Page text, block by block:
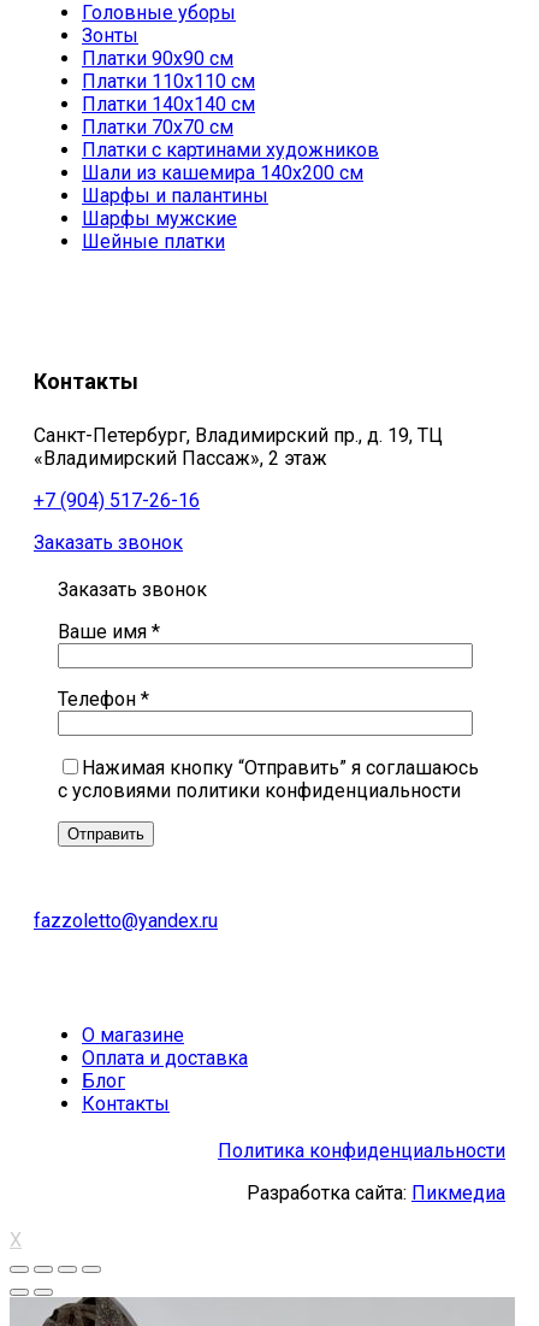
Головные уборы
Зонты
Платки 90х90 см
Платки 110х110 см
Платки 140х140 см
Платки 70х70 см
Платки с картинами художников
Шали из кашемира 140х200 см
Шарфы и палантины
Шарфы мужские
Шейные платки
Контакты
Санкт-Петербург, Владимирский пр., д. 19, ТЦ
«Владимирский Пассаж», 2 этаж
+7 (904) 517-26-16
Заказать звонок
Заказать звонок
Ваше имя *
Телефон *
Нажимая кнопку “Отправить” я соглашаюсь
с условиями политики конфиденциальности
fazzoletto@yandex.ru
О магазине
Оплата и доставка
Блог
Контакты
Политика конфиденциальности
Разработка сайта: Пикмедиа
X